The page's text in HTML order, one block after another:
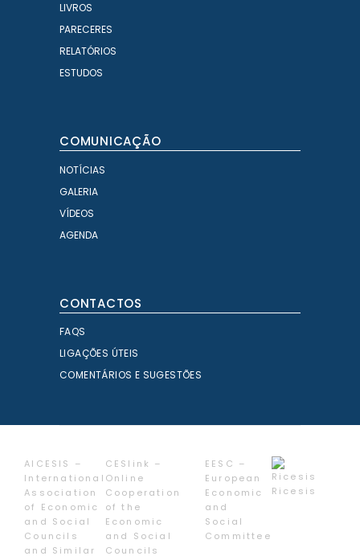
LIVROS
PARECERES
RELATÓRIOS
ESTUDOS
COMUNICAÇÃO
NOTÍCIAS
GALERIA
VÍDEOS
AGENDA
CONTACTOS
FAQS
LIGAÇÕES ÚTEIS
COMENTÁRIOS E SUGESTÕES
AICESIS –
International
Association
of Economic
and Social
Councils
and Similar
CESlink –
Online
Cooperation
of the
Economic
and Social
Councils
EESC –
European
Economic
and
Social
Committee
Ricesis